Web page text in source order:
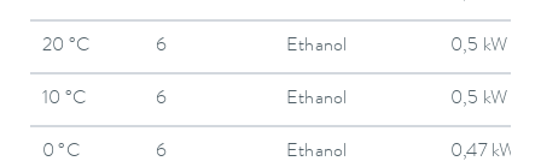
20 °C 6 Ethanol 0,5 kW
10 °C 6 Ethanol 0,5 kW
0 °C 6 Ethanol 0,47 kW